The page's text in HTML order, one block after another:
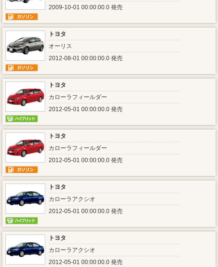
2009-10-01 00:00:00.0 発売
トヨタ
オーリス
2012-08-01 00:00:00.0 発売
トヨタ
カローラフィールダー
2012-05-01 00:00:00.0 発売
トヨタ
カローラフィールダー
2012-05-01 00:00:00.0 発売
トヨタ
カローラアクシオ
2012-05-01 00:00:00.0 発売
トヨタ
カローラアクシオ
2012-05-01 00:00:00.0 発売